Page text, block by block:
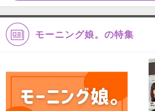
モーニング娘。の特集